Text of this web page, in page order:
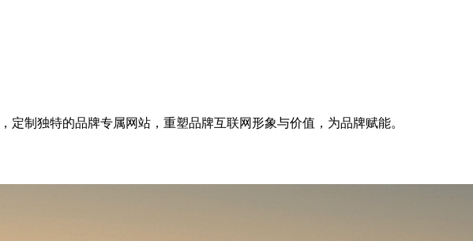
制独特的品牌专属网站，重塑品牌互联网形象与价值，为品牌赋能。